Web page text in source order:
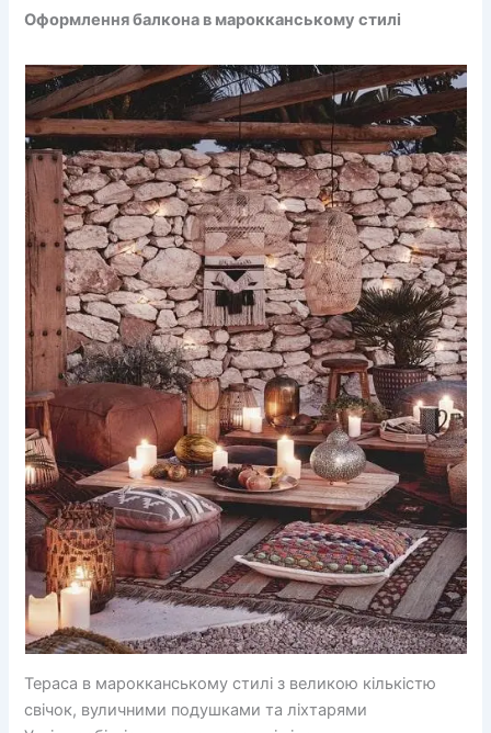
Оформлення балкона в марокканському стилі
Тераса в марокканському стилі з великою кількістю
свічок, вуличними подушками та ліхтарями